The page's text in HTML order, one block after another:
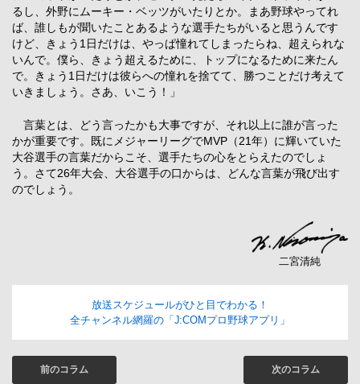
るし、外野にムーキー・ベッツがいたりとか。まあ野球やってれ
ば、誰しもが聞いたことあるような選手たちがいると思うんです
けど、きょう1日だけは、やっぱ憧れてしまったらね、超えられな
いんで。僕ら、きょう超えるために、トップになるために来たん
で。きょう1日だけは彼らへの憧れを捨てて、勝つことだけ考えて
いきましょう。さあ、いこう！」
言葉とは、どう言ったかも大事ですが、それ以上に誰が言った
かが重要です。既にメジャーリーグでMVP（21年）に輝いていた
大谷選手の言葉だからこそ、選手たちの心をとらえたのでしょ
う。さて26年大会、大谷選手の口からは、どんな言葉が飛び出す
のでしょう。
二宮清純
放送スケジュールがひと目でわかる！
全チャンネル網羅の「J:COMプロ野球アプリ」
前のコラム 次のコラム